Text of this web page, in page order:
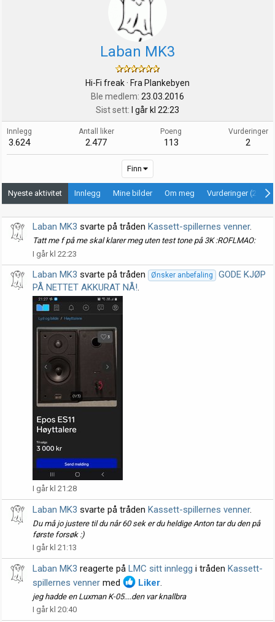
Laban MK3
Hi-Fi freak· Fra Plankebyen
Ble medlem 23.03.2016
Sist sett I går kl 22:23
Innlegg
3.624
Antall liker
2.477
Poeng
113
Vurderinger
2
Finn
Nyeste aktivitet Innlegg Mine bilder Om meg Vurderinger (2)
Laban MK3 svarte på tråden Kassett-spillernes venner.
Tatt me f på me skal klarer meg uten test tone på 3K :ROFLMAO:
I går kl 22:23
Laban MK3 svarte på tråden Ønsker anbefaling
GODE KJØP
PÅ NETTET AKKURAT NÅ!.
I går kl 21:28
Laban MK3 svarte på tråden Kassett-spillernes venner.
Du må jo justere til du når 60 sek er du heldige Anton tar du den på
første forsøk :)
I går kl 21:13
Laban MK3 reagerte på LMC sitt innlegg i tråden Kassett-
spillernes venner med Liker.
jeg hadde en Luxman K-05....den var knallbra
I går kl 20:40